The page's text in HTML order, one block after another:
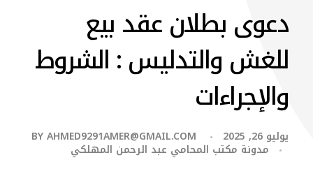
دعوى بطلان عقد بيع
للغش والتدليس : الشروط
والإجراءات
يوليو 26, 2025 BYAHMED9291AMER@GMAIL.COM
مدونة مكتب المحامي عبد الرحمن المهلكي